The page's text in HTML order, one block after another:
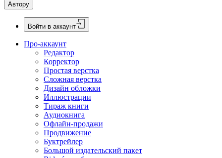
Автору
Войти в аккаунт
Про-аккаунт
Редактор
Корректор
Простая верстка
Сложная верстка
Дизайн обложки
Иллюстрации
Тираж книги
Аудиокнига
Офлайн-продажи
Продвижение
Буктрейлер
Большой издательский пакет